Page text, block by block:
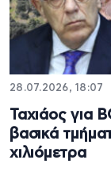
28.07.2026, 18:07
Ταχιάος για
βασικά
χιλιόμετρα